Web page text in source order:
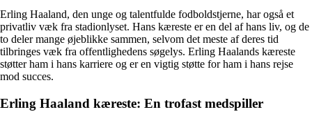
Erling Haaland, den unge og talentfulde fodboldstjerne, har også et
privatliv væk fra stadionlyset. Hans kæreste er en del af hans liv, og de
to deler mange øjeblikke sammen, selvom det meste af deres tid
tilbringes væk fra offentlighedens søgelys. Erling Haalands kæreste
støtter ham i hans karriere og er en vigtig støtte for ham i hans rejse
mod succes.
Erling Haaland kæreste: En trofast medspiller